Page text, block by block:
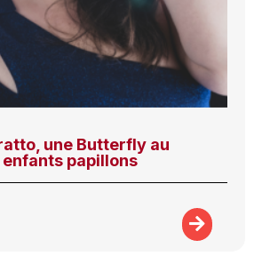
une Butterfly au
papillons